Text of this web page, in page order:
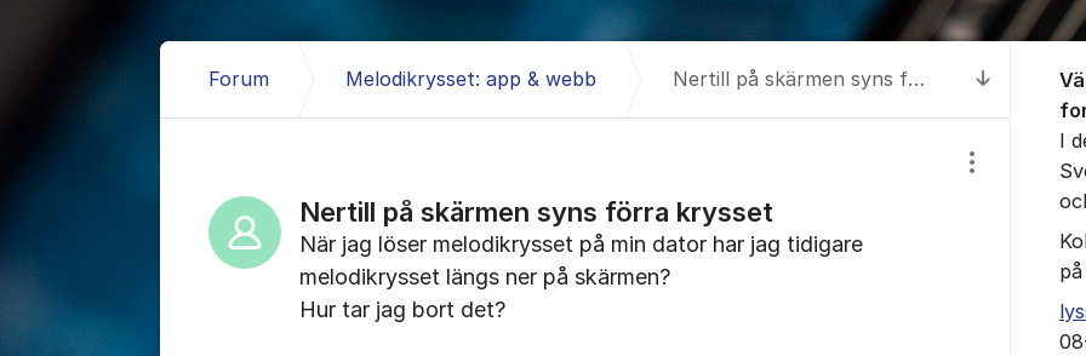
Till
Forum Melodikrysset: app & webb Nertill på skärmen syns förra krysset
Nertill på skärmen syns förra krysset
Visa/dölj
När jag löser melodikrysset på min dator har jag tidigare
melodikrysset längs ner på skärmen?
Hur tar jag bort det?
I